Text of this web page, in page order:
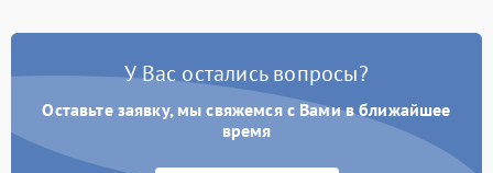
У Вас остались вопросы?
Оставьте заявку, мы свяжемся с Вами в ближайшее
время